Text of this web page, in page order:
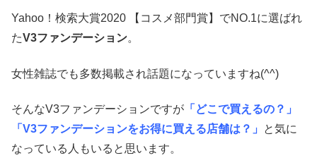
Yahoo！検索大賞2020 【コスメ部門賞】でNO.1に選ばれ
たV3ファンデーション。
女性雑誌でも多数掲載され話題になっていますね(^^)
そんなV3ファンデーションですが 「どこで買えるの？」
「V3ファンデーションをお得に買える店舗は？」
と気に
なっている人もいると思います。